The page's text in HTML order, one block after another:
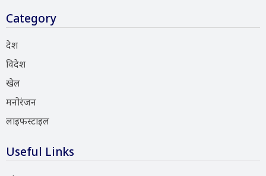
Category
देश
विदेश
खेल
मनोरंजन
लाइफस्टाइल
Useful Links